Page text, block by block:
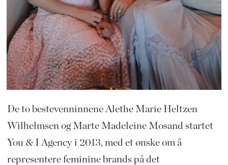
De to bestevenninnene Alethe Marie Heltzen
Wilhelmsen og Marte Madeleine Mosand startet
You & I Agency i 2013, med et ønske om å
representere feminine brands på det